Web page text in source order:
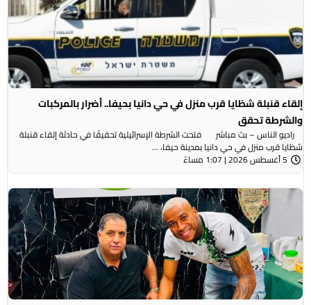
إلقاء قنبلة شظايا قرب منزل في حي دانيا بحيفا.. أضرار بالمركبات
والشرطة تحقق
راديو الناس – بث مباشر فتحت الشرطة الإسرائيلية تحقيقًا في حادثة إلقاء قنبلة
شظايا قرب منزل في حي دانيا بمدينة حيفا، ...
5 أغسطس 2026 | 1:07 مساءً